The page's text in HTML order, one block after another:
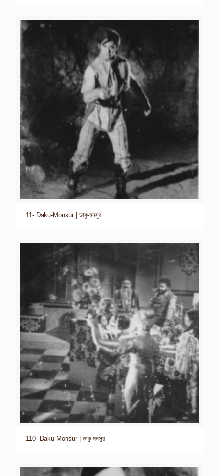
11- Daku-Monsur | ডাকু-মনসুর
110- Daku-Monsur | ডাকু-মনসুর